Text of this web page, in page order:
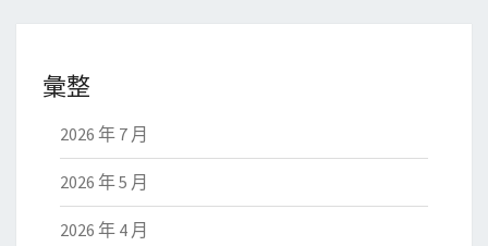
彙整
2026 年 7 月
2026 年 5 月
2026 年 4 月